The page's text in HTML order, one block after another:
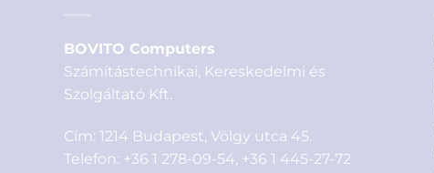
BOVITO Computers
Számítástechnikai, Kereskedelmi és
Szolgáltató Kft.
Cím: 1214 Budapest, Völgy utca 45.
Telefon: +36 1 278-09-54, +36 1 445-27-72